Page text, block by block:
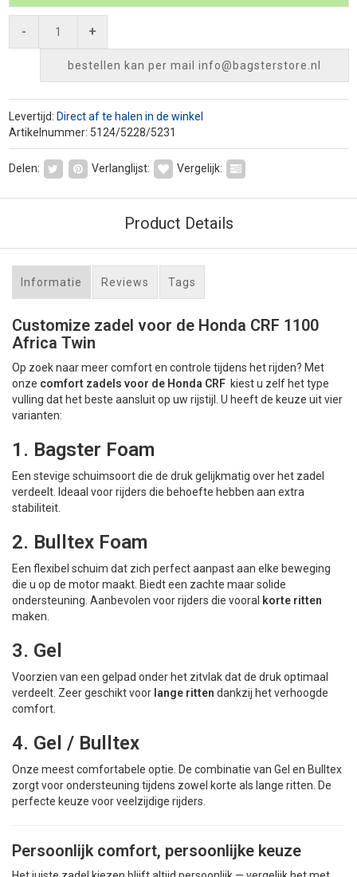
- +
bestellen kan per mail info@bagsterstore.nl
Levertijd: Direct af te halen in de winkel
Artikelnummer: 5124/5228/5231
Delen: Verlanglijst: Vergelijk:
Product Details
Informatie Reviews Tags
Customize zadel voor de Honda CRF 1100
Africa Twin
Op zoek naar meer comfort en controle tijdens het rijden? Met
onze comfort zadels voor de Honda CRF kiest u zelf het type
vulling dat het beste aansluit op uw rijstijl. U heeft de keuze uit vier
varianten:
1. Bagster Foam
Een stevige schuimsoort die de druk gelijkmatig over het zadel
verdeelt. Ideaal voor rijders die behoefte hebben aan extra
stabiliteit.
2. Bulltex Foam
Een flexibel schuim dat zich perfect aanpast aan elke beweging
die u op de motor maakt. Biedt een zachte maar solide
ondersteuning. Aanbevolen voor rijders die vooral korte ritten
maken.
3. Gel
Voorzien van een gelpad onder het zitvlak dat de druk optimaal
verdeelt. Zeer geschikt voor lange ritten dankzij het verhoogde
comfort.
4. Gel / Bulltex
Onze meest comfortabele optie. De combinatie van Gel en Bulltex
zorgt voor ondersteuning tijdens zowel korte als lange ritten. De
perfecte keuze voor veelzijdige rijders.
Persoonlijk comfort, persoonlijke keuze